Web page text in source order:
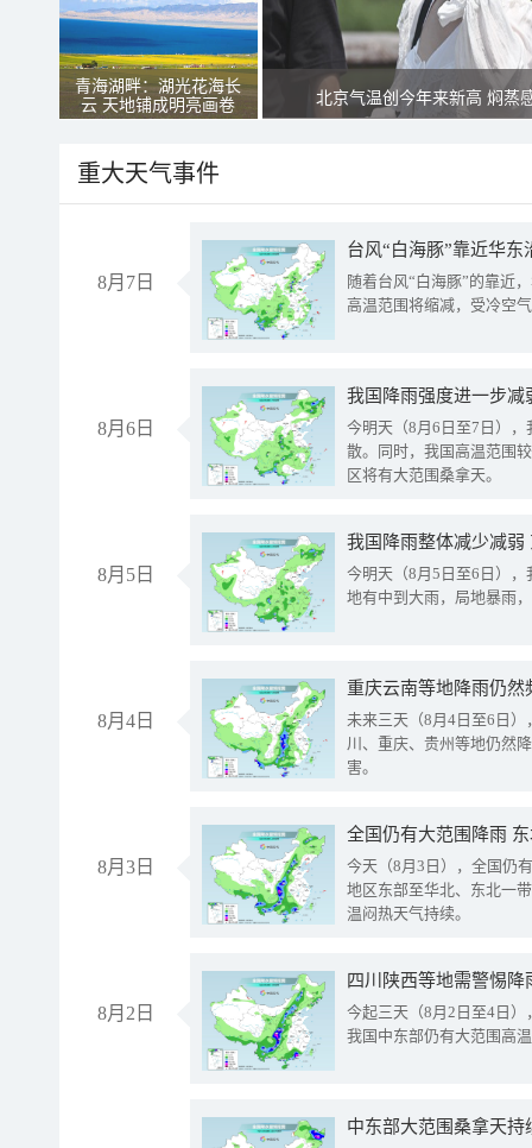
青海湖畔：湖光花海长
云 天地铺成明亮画卷
北京气温创今年来新高 焖蒸
重大天气事件
8月7日
台风“白海豚”靠近华
随着台风“白海豚”的靠近
高温范围将缩减，受冷空
8月6日
今明天（8月6日至7日）
散。同时，我国高温范围
区将有大范围桑拿天。
8月5日
我国降雨整体减少减弱
今明天（8月5日至6日）
地有中到大雨，局地暴雨
8月4日
重庆云南等地降雨仍然
未来三天（8月4日至6日
川、重庆、贵州等地仍然
害。
8月3日
全国仍有大范围降雨
今天（8月3日），全国仍
地区东部至华北、东北一
温闷热天气持续。
8月2日
今起三天（8月2日至4日
我国中东部仍有大范围高
中东部大范围桑拿天